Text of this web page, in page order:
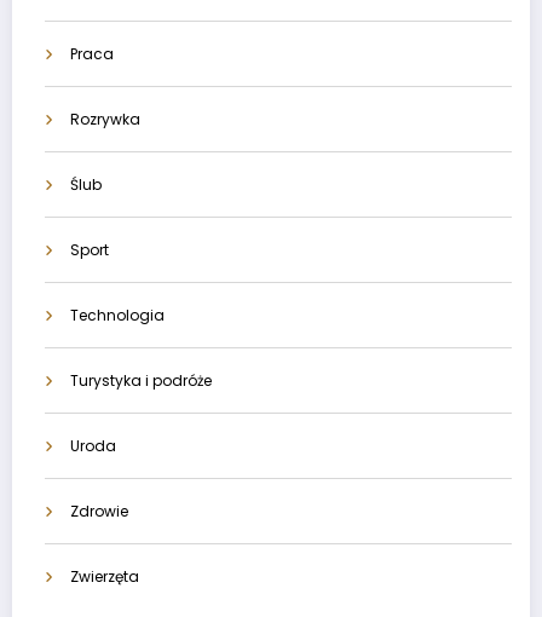
Praca
Rozrywka
Ślub
Sport
Technologia
Turystyka i podróże
Uroda
Zdrowie
Zwierzęta